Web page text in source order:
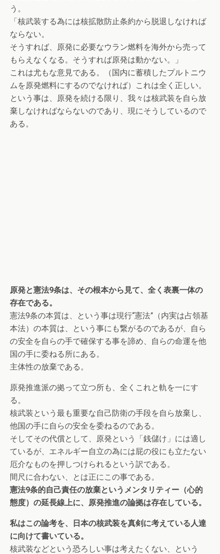
う。
「核武装する為には核拡散防止条約から脱退しなければ
ならない。
そうすれば、原発に必要なウラン燃料を海外から売って
もらえなくなる。そうすれば原発は動かない。」
これは尤もな意見である。（国内に蓄積したプルトニウ
ムを原発燃料にするのでなければ）これは全く正しい。
という事は、原発を続ける限り、我々は核武装を自ら放
棄しなければならないのであり、現にそうしているので
ある。
原発と憲法9条は、その根本から見て、全く表裏一体の
存在である。
憲法9条の本質は、という事は現行“憲法”（内実は占領基
本法）の本質は、という事にも繋がるのであるが、自ら
の安全を自らの手で確保する事を諦め、自らの命運を他
国の手に委ねる所にある。
主体性の放棄である。
原発推進派の拠って立つ所も、全くこれと軌を一にす
る。
核武装という最も重要な自己防衛の手段を自ら放棄し、
他国の手に自らの安全を委ねるのである。
そしてその代償として、原発という「銭儲け」には適し
ているが、エネルギー自立の為には屁の役にも立たない
厄介なものを押しつけられるという訳である。
間尺に合わない、とは正にこの事である。
憲法9条的自己責任の放棄というメンタリティー（心的
態度）の延長線上に、原発推進の論拠は存在している。
私はこの論考を、日本の核武装を真剣に考えている人達
に向けて書いている。
核武装などという恐ろしい事は考えたくない、という